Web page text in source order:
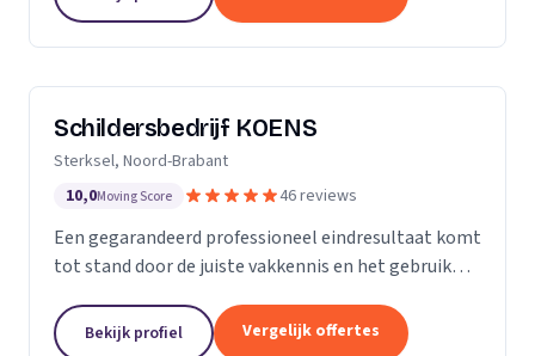
blijft...
Schildersbedrijf KOENS
Sterksel, Noord-Brabant
10,0Moving Score 46 reviews
Een gegarandeerd professioneel eindresultaat komt
tot stand door de juiste vakkennis en het gebruik
Bekijk profiel Vergelijk offertes